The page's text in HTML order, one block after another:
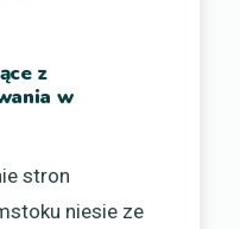
z
w
stron
niesie ze